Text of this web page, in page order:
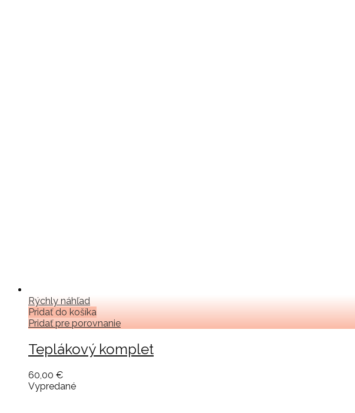
Rýchly náhľad
Pridať do košíka
Pridať pre porovnanie
Teplákový komplet
60,00 €
Vypredané